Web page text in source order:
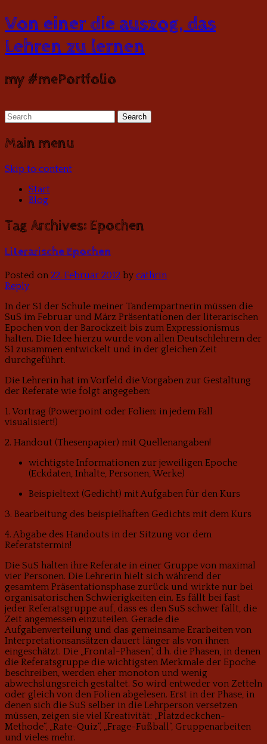
Von einer die auszog, das
Lehren zu lernen
my #mePortfolio
Main menu
Skip to content
Start
Blog
Tag Archives: Epochen
Literarische Epochen
Posted on 22. Februar 2012 by cathrin
Reply
In der S1 der Schule meiner Tandempartnerin müssen die
SuS im Februar und März Präsentationen der literarischen
Epochen von der Barockzeit bis zum Expressionismus
halten. Die Idee hierzu wurde von allen Deutschlehrern der
S1 zusammen entwickelt und in der gleichen Zeit
durchgeführt.
Die Lehrerin hat im Vorfeld die Vorgaben zur Gestaltung
der Referate wie folgt angegeben:
1. Vortrag (Powerpoint oder Folien: in jedem Fall
visualisiert!)
2. Handout (Thesenpapier) mit Quellenangaben!
wichtigste Informationen zur jeweiligen Epoche
(Eckdaten, Inhalte, Personen, Werke)
Beispieltext (Gedicht) mit Aufgaben für den Kurs
3. Bearbeitung des beispielhaften Gedichts mit dem Kurs
4. Abgabe des Handouts in der Sitzung vor dem
Referatstermin!
Die SuS halten ihre Referate in einer Gruppe von maximal
vier Personen. Die Lehrerin hielt sich während der
gesamtem Präsentationsphase zurück und wirkte nur bei
organisatorischen Schwierigkeiten ein. Es fällt bei fast
jeder Referatsgruppe auf, dass es den SuS schwer fällt, die
Zeit angemessen einzuteilen. Gerade die
Aufgabenverteilung und das gemeinsame Erarbeiten von
Interpretationsansätzen dauert länger als von ihnen
eingeschätzt. Die „Frontal-Phasen“, d.h. die Phasen, in denen
die Referatsgruppe die wichtigsten Merkmale der Epoche
beschreiben, werden eher monoton und wenig
abwechslungsreich gestaltet. So wird entweder von Zetteln
oder gleich von den Folien abgelesen. Erst in der Phase, in
denen sich die SuS selber in die Lehrperson versetzen
müssen, zeigen sie viel Kreativität: „Platzdeckchen-
Methode“, „Rate-Quiz“, „Frage-Fußball“, Gruppenarbeiten
und vieles mehr.